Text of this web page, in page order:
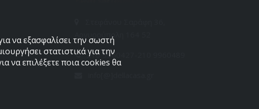
Αργυρούπολη 164 52
210 9960427-210 9960489
να εξασφαλίσει την σωστή
στατιστικά για την
να επιλέξετε ποια cookies θα